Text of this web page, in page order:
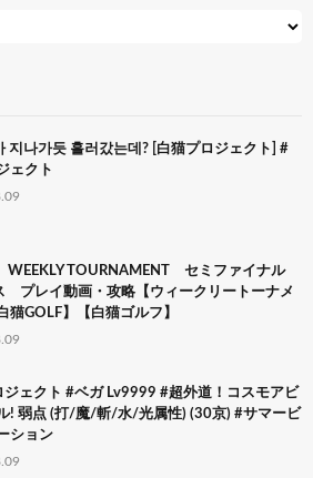
지나가듯 흘러갔는데? [白猫プロジェクト] #
ェクト
TOURNAMENT セミファイナル
プレイ動画・攻略【ウィークリートーナメ
猫GOLF】【白猫ゴルフ】
ジェクト #ベガ Lv9999 #超外道！コスモアビ
! 弱点 (打/魔/斬/水/光属性) (30京) #サマービ
ション